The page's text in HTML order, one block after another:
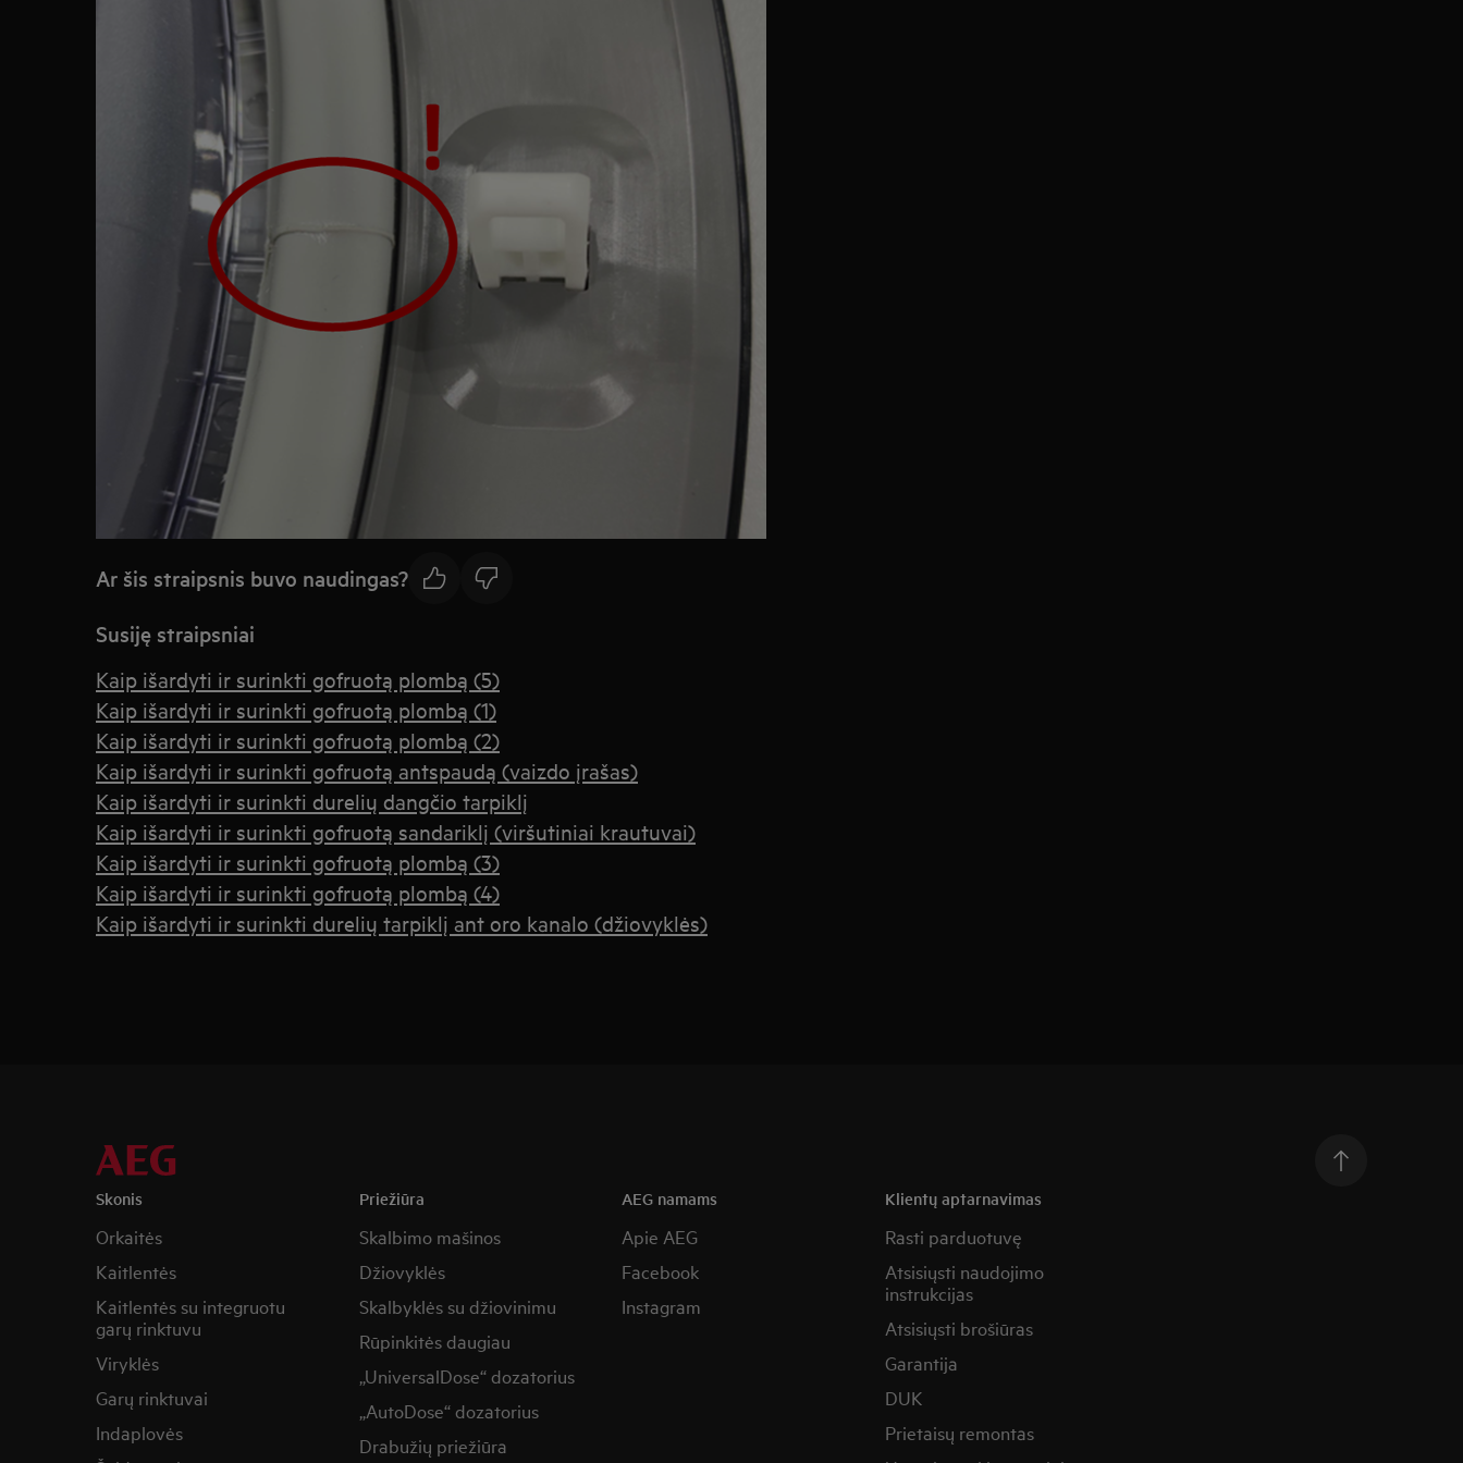
Ar šis straipsnis buvo naudingas?
Susiję straipsniai
Kaip išardyti ir surinkti gofruotą plombą (5)
Kaip išardyti ir surinkti gofruotą plombą (1)
Kaip išardyti ir surinkti gofruotą plombą (2)
Kaip išardyti ir surinkti gofruotą antspaudą (vaizdo įrašas)
Kaip išardyti ir surinkti durelių dangčio tarpiklį
Kaip išardyti ir surinkti gofruotą sandariklį (viršutiniai krautuvai)
Kaip išardyti ir surinkti gofruotą plombą (3)
Kaip išardyti ir surinkti gofruotą plombą (4)
Kaip išardyti ir surinkti durelių tarpiklį ant oro kanalo (džiovyklės)
Skonis
Orkaitės
Kaitlentės
Kaitlentės su integruotu
garų rinktuvu
Viryklės
Garų rinktuvai
Indaplovės
Priežiūra
Skalbimo mašinos
Džiovyklės
Skalbyklės su džiovinimu
Rūpinkitės daugiau
„UniversalDose“ dozatorius
„AutoDose“ dozatorius
Drabužių priežiūra
AEG namams
Apie AEG
Facebook
Instagram
Klientų aptarnavimas
Rasti parduotuvę
Atsisiųsti naudojimo
instrukcijas
Atsisiųsti brošiūras
Garantija
DUK
Prietaisų remontas